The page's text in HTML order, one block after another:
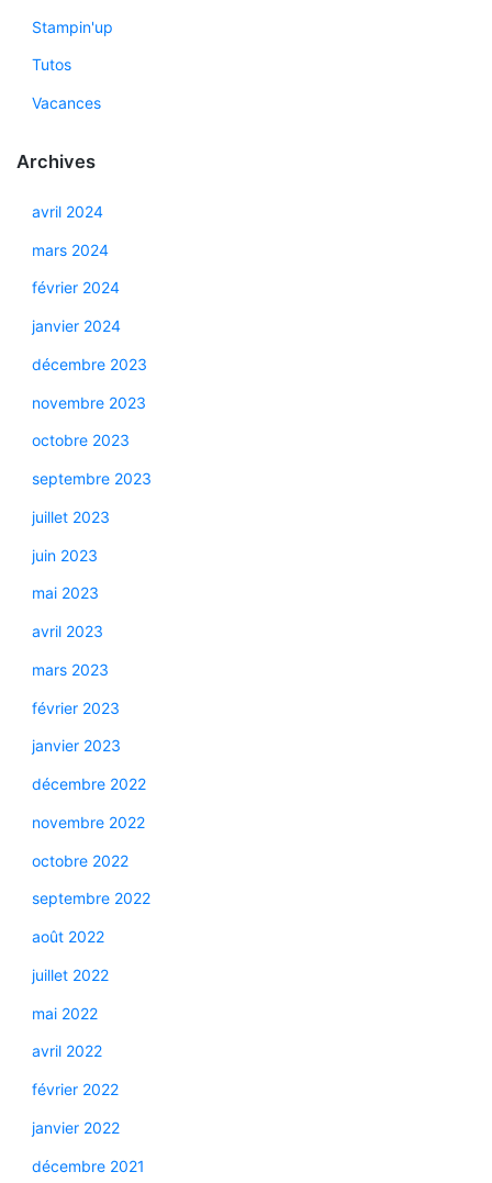
Stampin'up
Tutos
Vacances
Archives
avril 2024
mars 2024
février 2024
janvier 2024
décembre 2023
novembre 2023
octobre 2023
septembre 2023
juillet 2023
juin 2023
mai 2023
avril 2023
mars 2023
février 2023
janvier 2023
décembre 2022
novembre 2022
octobre 2022
septembre 2022
août 2022
juillet 2022
mai 2022
avril 2022
février 2022
janvier 2022
décembre 2021